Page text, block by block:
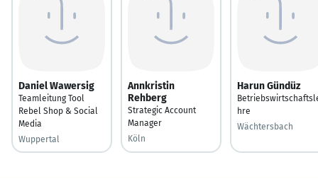
Daniel Wawersig
Teamleitung Tool
Rebel Shop & Social
Media
Wuppertal
Annkristin
Rehberg
Strategic Account
Manager
Köln
Harun Gündüz
hre
Wächtersbach